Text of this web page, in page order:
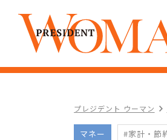
プレジデント ウーマン
マネー #家計・節